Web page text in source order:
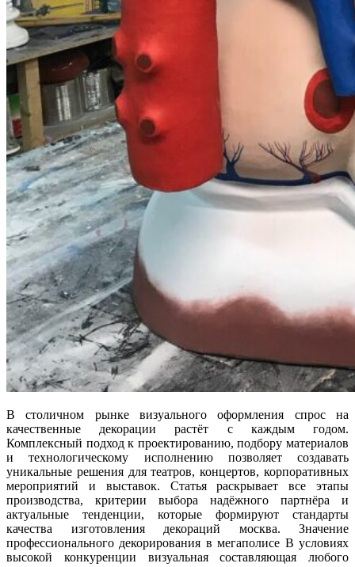
В столичном рынке визуального оформления спрос на
качественные декорации растёт с каждым годом.
Комплексный подход к проектированию, подбору материалов
и технологическому исполнению позволяет создавать
уникальные решения для театров, концертов, корпоративных
мероприятий и выставок. Статья раскрывает все этапы
производства, критерии выбора надёжного партнёра и
актуальные тенденции, которые формируют стандарты
качества изготовления декораций москва. Значение
профессионального декорирования в мегаполисе В условиях
высокой конкуренции визуальная составляющая любого